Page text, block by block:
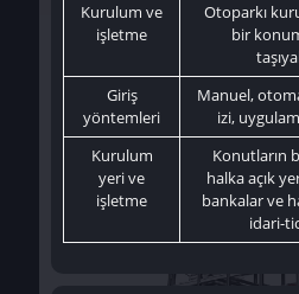
Kurulum ve
işletme
Otoparkı
bir
Giriş
yöntemleri
Manuel,
izi,
Kurulum
yeri ve
işletme
Konutların
halka açık
bankalar ve
idari-